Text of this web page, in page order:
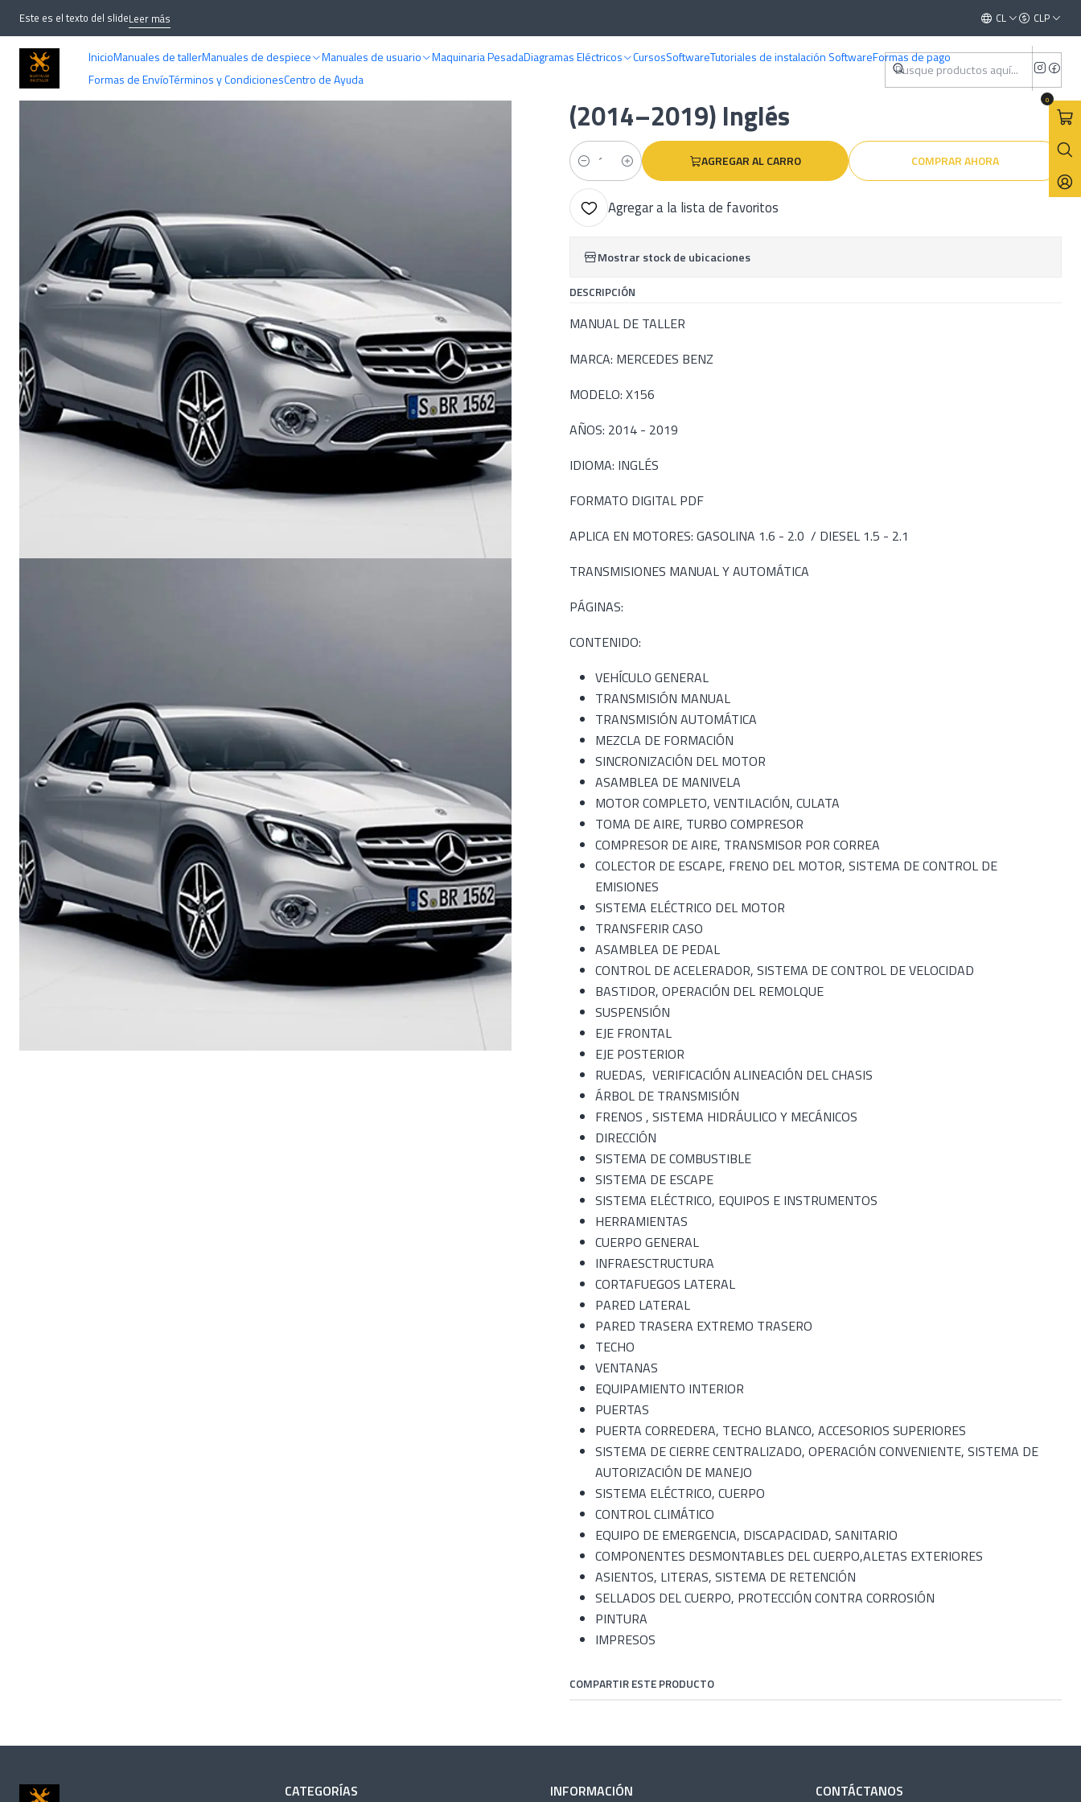
InicioManuales de tallerManuales de despiece Manuales de usuario Maquinaria PesadaDiagramas Eléctricos CursosSoftwareTutoriales de instalación SoftwareFormas de pago
Formas de EnvíoTérminos y CondicionesCentro de Ayuda
0
Este es el texto del slideLeer más CL CLP
Manual De Taller Mercedes Benz X156
(2014–2019) Inglés
Cantidad
AGREGAR AL CARRO COMPRAR AHORA
Agregar a la lista de favoritos
Mostrar stock de ubicaciones
DESCRIPCIÓN
MANUAL DE TALLER
MARCA: MERCEDES BENZ
MODELO: X156
AÑOS: 2014 - 2019
IDIOMA: INGLÉS
FORMATO DIGITAL PDF
APLICA EN MOTORES: GASOLINA 1.6 - 2.0 / DIESEL 1.5 - 2.1
TRANSMISIONES MANUAL Y AUTOMÁTICA
PÁGINAS:
CONTENIDO:
VEHÍCULO GENERAL
TRANSMISIÓN MANUAL
TRANSMISIÓN AUTOMÁTICA
MEZCLA DE FORMACIÓN
SINCRONIZACIÓN DEL MOTOR
ASAMBLEA DE MANIVELA
MOTOR COMPLETO, VENTILACIÓN, CULATA
TOMA DE AIRE, TURBO COMPRESOR
COMPRESOR DE AIRE, TRANSMISOR POR CORREA
COLECTOR DE ESCAPE, FRENO DEL MOTOR, SISTEMA DE CONTROL DE
EMISIONES
SISTEMA ELÉCTRICO DEL MOTOR
TRANSFERIR CASO
ASAMBLEA DE PEDAL
CONTROL DE ACELERADOR, SISTEMA DE CONTROL DE VELOCIDAD
BASTIDOR, OPERACIÓN DEL REMOLQUE
SUSPENSIÓN
EJE FRONTAL
EJE POSTERIOR
RUEDAS, VERIFICACIÓN ALINEACIÓN DEL CHASIS
ÁRBOL DE TRANSMISIÓN
FRENOS , SISTEMA HIDRÁULICO Y MECÁNICOS
DIRECCIÓN
SISTEMA DE COMBUSTIBLE
SISTEMA DE ESCAPE
SISTEMA ELÉCTRICO, EQUIPOS E INSTRUMENTOS
HERRAMIENTAS
CUERPO GENERAL
INFRAESCTRUCTURA
CORTAFUEGOS LATERAL
PARED LATERAL
PARED TRASERA EXTREMO TRASERO
TECHO
VENTANAS
EQUIPAMIENTO INTERIOR
PUERTAS
PUERTA CORREDERA, TECHO BLANCO, ACCESORIOS SUPERIORES
SISTEMA DE CIERRE CENTRALIZADO, OPERACIÓN CONVENIENTE, SISTEMA DE
AUTORIZACIÓN DE MANEJO
SISTEMA ELÉCTRICO, CUERPO
CONTROL CLIMÁTICO
EQUIPO DE EMERGENCIA, DISCAPACIDAD, SANITARIO
COMPONENTES DESMONTABLES DEL CUERPO,ALETAS EXTERIORES
ASIENTOS, LITERAS, SISTEMA DE RETENCIÓN
SELLADOS DEL CUERPO, PROTECCIÓN CONTRA CORROSIÓN
PINTURA
IMPRESOS
COMPARTIR ESTE PRODUCTO
CATEGORÍAS INFORMACIÓN CONTÁCTANOS